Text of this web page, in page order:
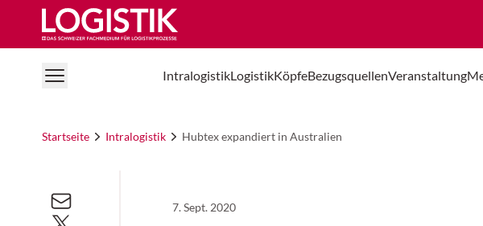
Logistik Online
IntralogistikLogistikKöpfeBezugsquellenVeranstaltung
Startseite Intralogistik Hubtex expandiert in Australien
7. Sept. 2020